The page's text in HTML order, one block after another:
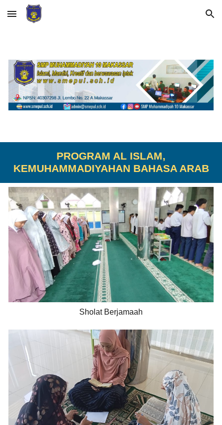
Skip to main content Skip to navigation
PROGRAM AL ISLAM,
KEMUHAMMADIYAHAN BAHASA ARAB
Sholat Berjamaah